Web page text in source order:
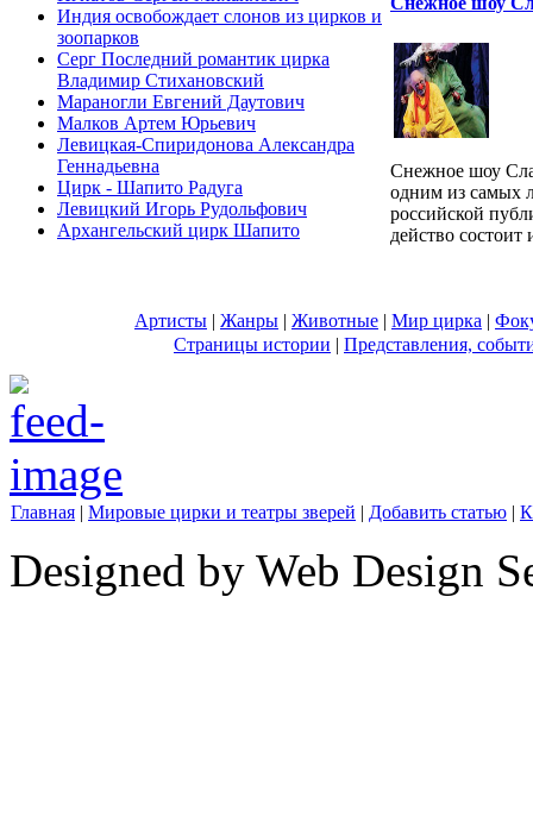
Индия освобождает слонов из цирков и
зоопарков
Серг Последний романтик цирка
Владимир Стихановский
Мараногли Евгений Даутович
Малков Артем Юрьевич
Левицкая-Спиридонова Александра
Геннадьевна
Цирк - Шапито Радуга
Левицкий Игорь Рудольфович
Архангельский цирк Шапито
Снежное шоу
одним из самых
российской
действо состоит
Артисты | Жанры | Животные | Мир цирка |
Страницы истории | Представления,
Главная | Мировые цирки и театры зверей | Добавить статью |
Designed by Web Design